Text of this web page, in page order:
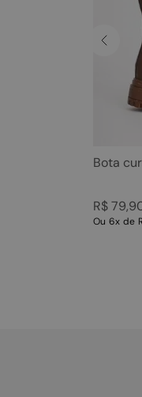
Bota
R$79,
Ou 6x de